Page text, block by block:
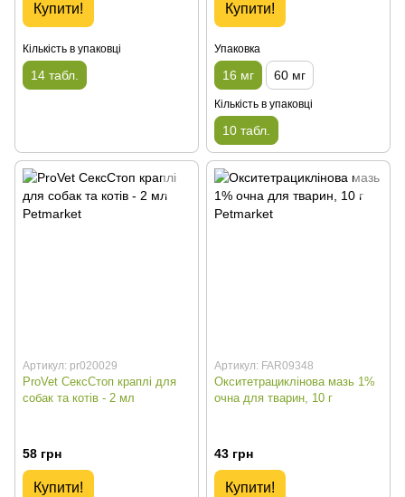
Купити!
Кількість в упаковці
14 табл.
Купити!
Упаковка
16 мг 60 мг
Кількість в упаковці
10 табл.
Артикул: pr020029
ProVet СексСтоп краплі для
собак та котів - 2 мл
58 грн
Купити!
Артикул: FAR09348
Окситетрациклінова мазь 1%
очна для тварин, 10 г
43 грн
Купити!